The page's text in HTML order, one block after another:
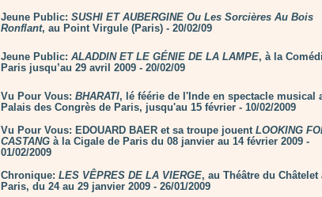
Jeune Public: SUSHI ET AUBERGINE Ou Les Sorcières Au Bois
Ronflant, au Point Virgule (Paris) - 20/02/09
Jeune Public: ALADDIN ET LE GÉNIE DE LA LAMPE, à la
Paris jusqu’au 29 avril 2009 - 20/02/09
Vu Pour Vous: BHARATI, lé féérie de l'Inde en spectacle musical
Palais des Congrès de Paris, jusqu'au 15 février - 10/02/2009
Vu Pour Vous: EDOUARD BAER et sa troupe jouent LOOKING
CASTANG à la Cigale de Paris du 08 janvier au 14 février 2009 -
01/02/2009
Chronique: LES VÊPRES DE LA VIERGE, au Théâtre du Châtelet
Paris, du 24 au 29 janvier 2009 - 26/01/2009